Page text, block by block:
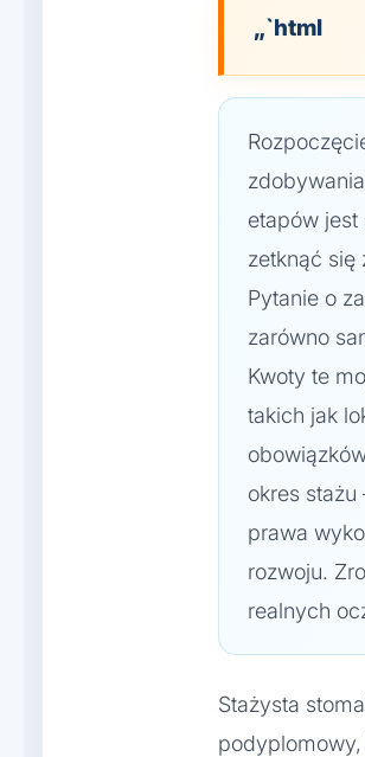
„`html
etapów jest
zetknąć się
Pytanie o
zarówno
Kwoty te
takich jak
okres
prawa
rozwoju.
realnych
Stażysta